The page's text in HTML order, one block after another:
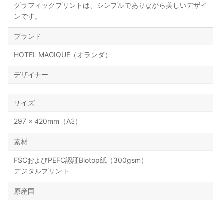
グラフィックプリントは、シンプルでありながら美しいデザイ
ンです。
ブランド
HOTEL MAGIQUE（オランダ）
デザイナー
サイズ
297 × 420mm（A3）
素材
FSCおよびPEFC認証Biotop紙（300gsm）
デジタルプリント
原産国